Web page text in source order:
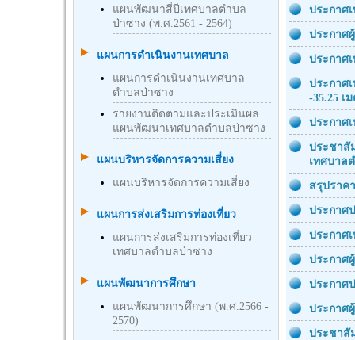
แผนพัฒนาสี่ปีเทศบาลตำบล
ป่าซาง (พ.ศ.2561 - 2564)
แผนการดำเนินงานเทศบาล
แผนการดำเนินงานเทศบาล
ตำบลป่าซาง
รายงานติดตามและประเมินผล
แผนพัฒนาเทศบาลตำบลป่าซาง
แผนบริหารจัดการความเสี่ยง
แผนบริหารจัดการความเสี่ยง
แผนการส่งเสริมการท่องเที่ยว
แผนการส่งเสริมการท่องเที่ยว
เทศบาลตำบลป่าซาง
แผนพัฒนาการศึกษา
แผนพัฒนาการศึกษา (พ.ศ.2566 -
2570)
ประกาศ
ประกาศ
ประกาศ
ประกาศ
-35.25 เ
ประกาศ
ประชาสั
เทศบาล
สรุปราค
ประกาศ
ประกาศ
ประกาศ
ประกาศ
ประกาศ
ประชาสั